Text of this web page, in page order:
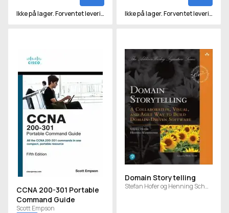
Ikke på lager. Forventet levering om ca. 15 hverdage Ikke på lager. Forventet levering om ca. 15 hverdage
CCNA 200-301 Portable
Command Guide
Scott Empson
Domain Storytelling
Stefan Hofer og Henning Schwentner